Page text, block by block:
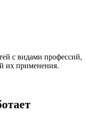
с видами профессий,
их применения.